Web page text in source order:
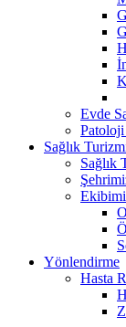
Evde
Patoloji
Sağlık
Sağlık
Yönlendirme
Hasta